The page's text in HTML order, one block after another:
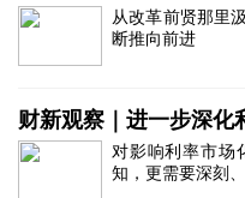
从改革前贤那里
断推向前进
财新观察｜进一步深化
对影响利率市场
知，更需要深刻